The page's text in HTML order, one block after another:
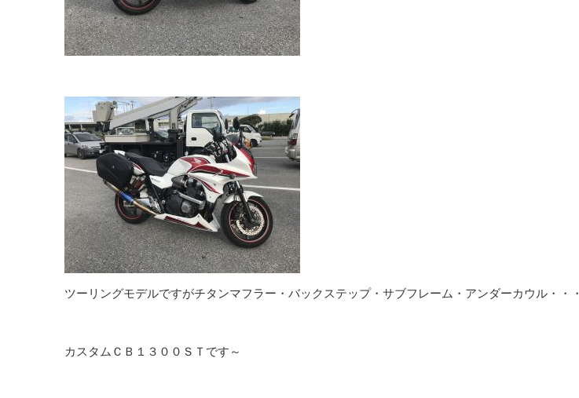
ツーリングモデルですがチタンマフラー・バックステップ・サブフレーム・アンダーカウル・・・
カスタムＣＢ１３００ＳＴです～